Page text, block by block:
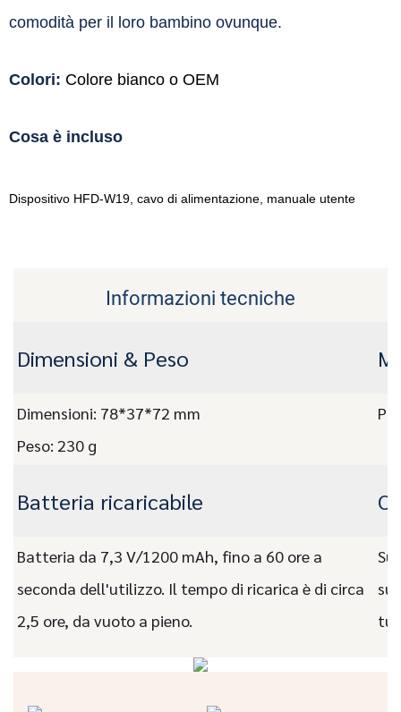
comodità per il loro bambino ovunque.
Colori: Colore bianco o OEM
Cosa è incluso
Dispositivo HFD-W19, cavo di alimentazione, manuale utente
Informazioni tecniche
Dimensioni & Peso
Dimensioni: 78*37*72 mm
Peso: 230 g
Batteria ricaricabile O
Batteria da 7,3 V/1200 mAh, fino a 60 ore a
seconda dell'utilizzo. Il tempo di ricarica è di circa
2,5 ore, da vuoto a pieno.